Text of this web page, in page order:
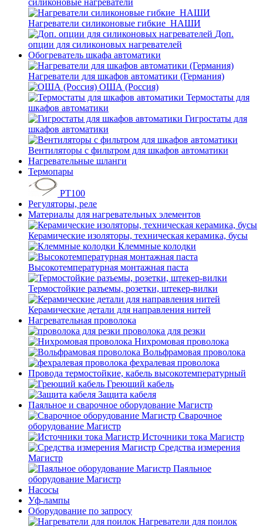
силиконовые нагреватели
Нагреватели силиконовые гибкие_НАШИ
Доп.
опции для силиконовых нагревателей
Обогреватель шкафа автоматики
Нагреватели для шкафов автоматики (Германия)
ОША (Россия)
Термостаты для
шкафов автоматики
Гигростаты для
шкафов автоматики
Вентиляторы с фильтром для шкафов автоматики
Нагревательные шланги
Термопары
PT100
Регуляторы, реле
Материалы для нагревательных элементов
Керамические изоляторы, техническая керамика, бусы
Клеммные колодки
Высокотемпературная монтажная паста
Термостойкие разъемы, розетки, штекер-вилки
Керамические детали для направления нитей
Нагревательная проволока
проволока для резки
Нихромовая проволока
Вольфрамовая проволока
фехралевая проволока
Провода термостойкие, кабель высокотемпературный
Греющий кабель
Защита кабеля
Паяльное и сварочное оборудование Магистр
Сварочное
оборудование Магистр
Источники тока Магистр
Средства измерения
Магистр
Паяльное
оборудование Магистр
Насосы
Уф-лампы
Оборудование по запросу
Нагреватели для поилок